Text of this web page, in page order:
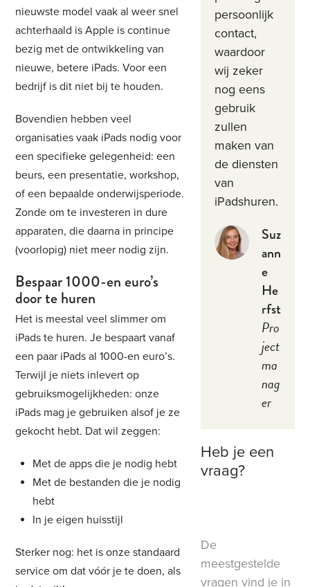
nieuwste model vaak al weer snel
achterhaald is Apple is continue
bezig met de ontwikkeling van
nieuwe, betere iPads. Voor een
bedrijf is dit niet bij te houden.
Bovendien hebben veel
organisaties vaak iPads nodig voor
een specifieke gelegenheid: een
beurs, een presentatie, workshop,
of een bepaalde onderwijsperiode.
Zonde om te investeren in dure
apparaten, die daarna in principe
(voorlopig) niet meer nodig zijn.
Bespaar 1000-en euro’s
door te huren
Het is meestal veel slimmer om
iPads te huren. Je bespaart vanaf
een paar iPads al 1000-en euro’s.
Terwijl je niets inlevert op
gebruiksmogelijkheden: onze
iPads mag je gebruiken alsof je ze
gekocht hebt. Dat wil zeggen:
Met de apps die je nodig hebt
Met de bestanden die je nodig
hebt
In je eigen huisstijl
Sterker nog: het is onze standaard
service om dat vóór je te doen, als
persoonlijk
contact,
waardoor
wij zeker
nog eens
gebruik
zullen
maken van
de diensten
van
iPadshuren.
Suz
ann
e
He
rfst
Pro
ject
ma
nag
er
Heb je een
vraag?
De
meestgestelde
vragen vind je in